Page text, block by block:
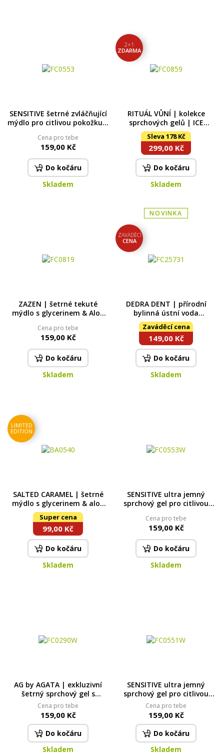
SENSITIVE šetrné zvláčňující
mýdlo pro citlivou pokožku |
Cena pro tebe
159,00 Kč
Do kočáru
Skladem
2+1
ZDARMA
RITUÁL VŮNÍ | kolekce
sprchových gelů | ICE
CREAM, LEMONGRASS &
PRINCESS | 2+1
Sleva 178 Kč
299,00 Kč
Do kočáru
Skladem
ZAZEN | šetrné tekuté
mýdlo s glycerinem & Aloe
Cena pro tebe
159,00 Kč
Do kočáru
Skladem
NOVINKA
ZAVÁDĚCÍ
CENA
DEDRA DENT | přírodní
bylinná ústní voda
REFRESHING MENTHOL s
kyselinou hyaluronovou &
stévií | hydratace & svěží
dech | 500 ml
Zaváděcí cena
149,00 Kč
Do kočáru
Skladem
LIMITED
EDITION
SALTED CARAMEL | šetrné
mýdlo s glycerinem & aloe
vera | BUBLINO |500 ml
Super cena
99,00 Kč
Do kočáru
Skladem
SENSITIVE ultra jemný
sprchový gel pro citlivou
320 ml
Cena pro tebe
159,00 Kč
Do kočáru
Skladem
AG by AGATA | exkluzivní
šetrný sprchový gel s
glycerinem & Aloe vera | 320
ml | FC DEDRA exclusive
Cena pro tebe
159,00 Kč
Do kočáru
Skladem
SENSITIVE ultra jemný
sprchový gel pro citlivou
pokožku | SILK TOUCH | 320
ml
Cena pro tebe
159,00 Kč
Do kočáru
Skladem